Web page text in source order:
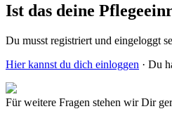
Ist das deine
Du musst registriert und eingeloggt
Hier kannst du dich einloggen · Du
Für weitere Fragen stehen wir Dir